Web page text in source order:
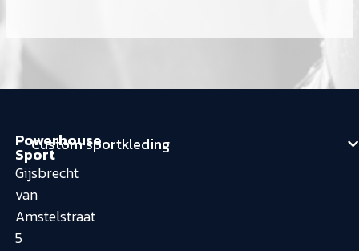
Powerhouse
Sport
Gijsbrecht
van
Amstelstraat
5
Custom sportkleding